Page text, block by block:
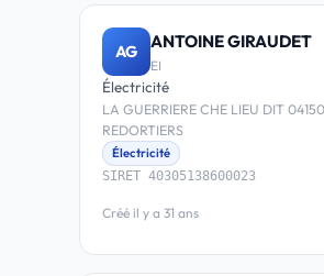
AG ANTOINE GIRAUDET
EI
Électricité
LA GUERRIERE CHE LIEU DIT
REDORTIERS
Électricité
SIRET 40305138600023
Créé il y a 31 ans